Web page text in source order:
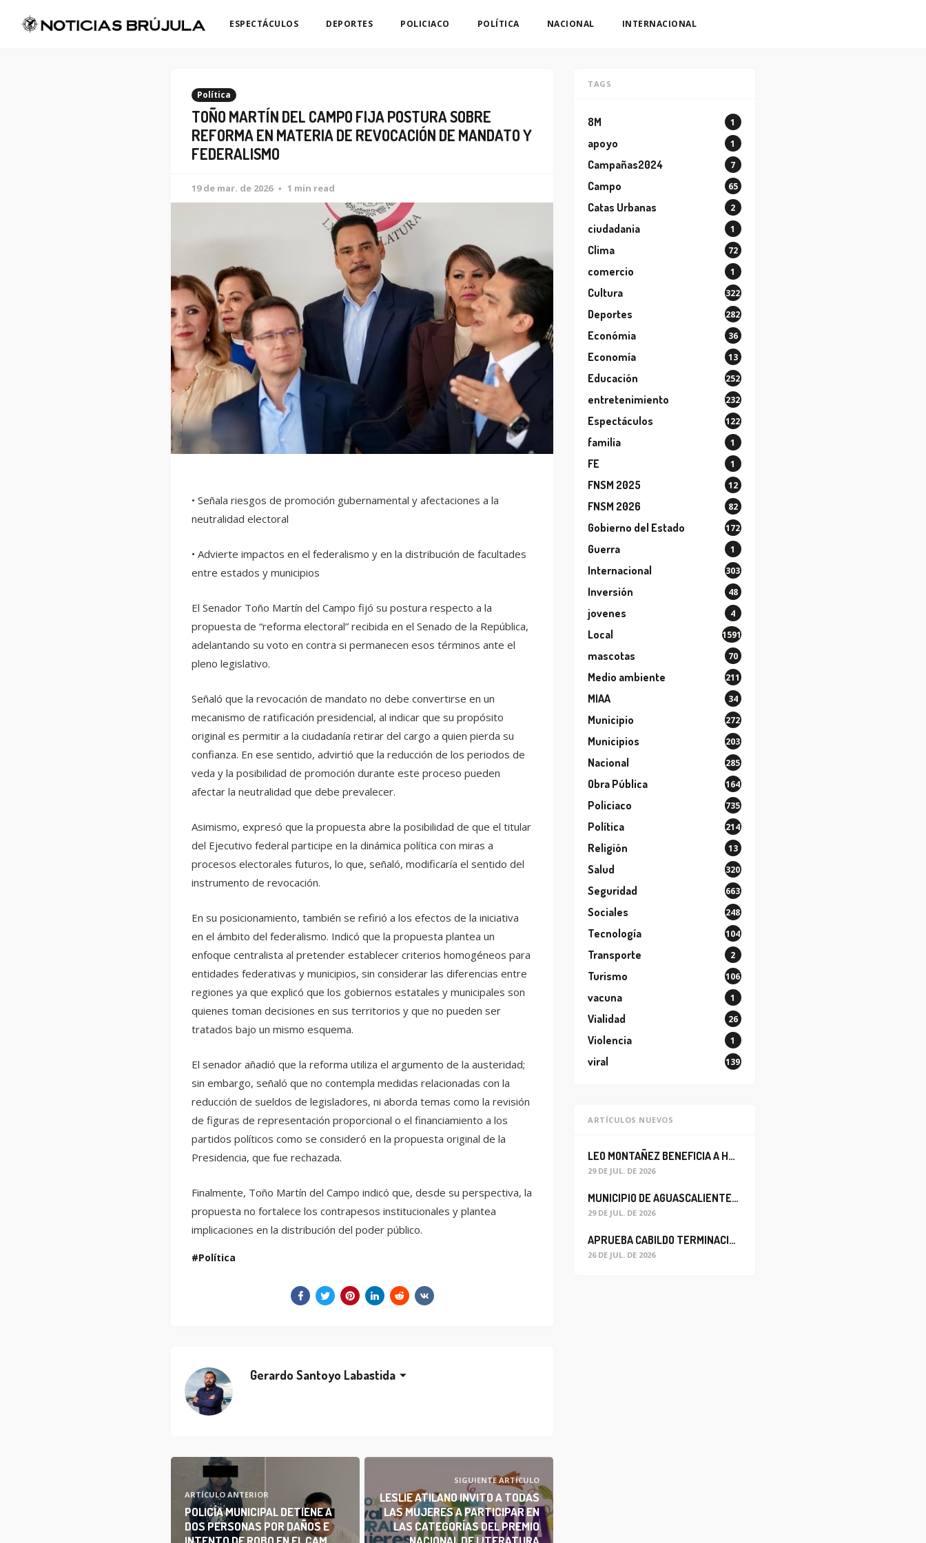
ESPECTÁCULOS DEPORTES POLICIACO POLÍTICA NACIONAL INTERNACIONAL
Política
TOÑO MARTÍN DEL CAMPO FIJA POSTURA SOBRE
REFORMA EN MATERIA DE REVOCACIÓN DE MANDATO Y
FEDERALISMO
19 de mar. de 2026 1 min read
• Señala riesgos de promoción gubernamental y afectaciones a la
neutralidad electoral
• Advierte impactos en el federalismo y en la distribución de facultades
entre estados y municipios
El Senador Toño Martín del Campo fijó su postura respecto a la
propuesta de “reforma electoral” recibida en el Senado de la República,
adelantando su voto en contra si permanecen esos términos ante el
pleno legislativo.
Señaló que la revocación de mandato no debe convertirse en un
mecanismo de ratificación presidencial, al indicar que su propósito
original es permitir a la ciudadanía retirar del cargo a quien pierda su
confianza. En ese sentido, advirtió que la reducción de los periodos de
veda y la posibilidad de promoción durante este proceso pueden
afectar la neutralidad que debe prevalecer.
Asimismo, expresó que la propuesta abre la posibilidad de que el titular
del Ejecutivo federal participe en la dinámica política con miras a
procesos electorales futuros, lo que, señaló, modificaría el sentido del
instrumento de revocación.
En su posicionamiento, también se refirió a los efectos de la iniciativa
en el ámbito del federalismo. Indicó que la propuesta plantea un
enfoque centralista al pretender establecer criterios homogéneos para
entidades federativas y municipios, sin considerar las diferencias entre
regiones ya que explicó que los gobiernos estatales y municipales son
quienes toman decisiones en sus territorios y que no pueden ser
tratados bajo un mismo esquema.
El senador añadió que la reforma utiliza el argumento de la austeridad;
sin embargo, señaló que no contempla medidas relacionadas con la
reducción de sueldos de legisladores, ni aborda temas como la revisión
de figuras de representación proporcional o el financiamiento a los
partidos políticos como se consideró en la propuesta original de la
Presidencia, que fue rechazada.
Finalmente, Toño Martín del Campo indicó que, desde su perspectiva, la
propuesta no fortalece los contrapesos institucionales y plantea
implicaciones en la distribución del poder público.
Política
Gerardo Santoyo Labastida
ARTÍCULO ANTERIOR
POLICÍA MUNICIPAL DETIENE A
DOS PERSONAS POR DAÑOS E
SIGUIENTE ARTÍCULO
LESLIE ATILANO INVITO A TODAS
LAS MUJERES A PARTICIPAR EN
LAS CATEGORÍAS DEL PREMIO
TAGS
8M 1
apoyo 1
Campañas2024 7
Campo 65
Catas Urbanas 2
ciudadania 1
Clima 72
comercio 1
Cultura 322
Deportes 282
Económia 36
Economía 13
Educación 252
entretenimiento 232
Espectáculos 122
familia 1
FE 1
FNSM 2025 12
FNSM 2026 82
Gobierno del Estado 172
Guerra 1
Internacional 303
Inversión 48
jovenes 4
Local 1591
mascotas 70
Medio ambiente 211
MIAA 34
Municipio 272
Municipios 203
Nacional 285
Obra Pública 164
Policiaco 735
Política 214
Religión 13
Salud 320
Seguridad 663
Sociales 248
Tecnología 104
Transporte 2
Turismo 106
vacuna 1
Vialidad 26
Violencia 1
viral 139
ARTÍCULOS NUEVOS
LEO MONTAÑEZ BENEFICIA A HABITANTES DEL BARRIO DE LA SALUD CON MEJORA DEL ALCANTARILLADO SANITARIO
29 DE JUL. DE 2026
MUNICIPIO DE AGUASCALIENTES REABRE CIRCULACIÓN VEHICULAR EN LA CALLE JOSEFA ORTIZ DE DOMÍNGUEZ
29 DE JUL. DE 2026
APRUEBA CABILDO TERMINACIÓN ANTICIPADA DEL CONTRATO PARA EL PROYECTO DE MODERNIZACIÓN DEL SISTEMA DE ALUMBRADO
26 DE JUL. DE 2026